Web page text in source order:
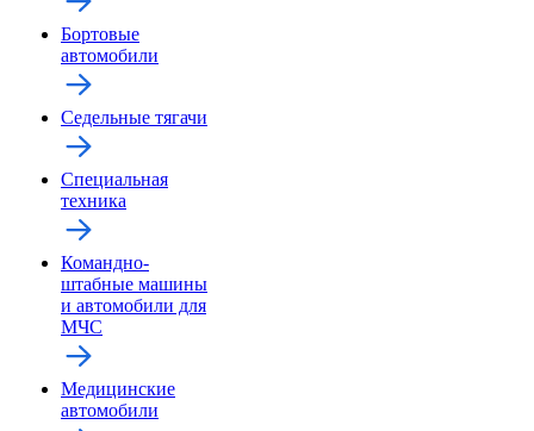
Бортовые
автомобили
Седельные тягачи
Специальная
техника
Командно-
штабные машины
и автомобили для
МЧС
Медицинские
автомобили